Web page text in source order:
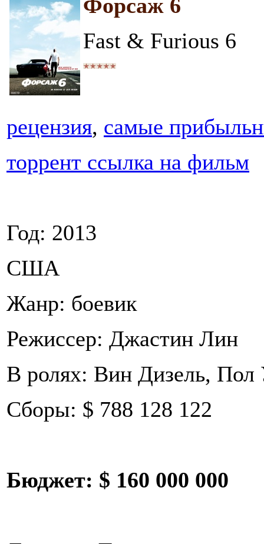
Форсаж 6
Fast & Furious 6
рецензия, самые
торрент ссылка на фильм
Год: 2013
США
Жанр: боевик
Режиссер: Джастин Лин
В ролях: Вин Дизель,
Сборы: $ 788 128 122
Бюджет: $ 160 000 000